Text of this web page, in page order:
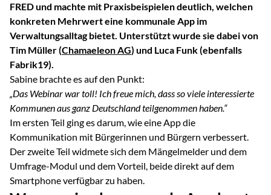
FRED und machte mit Praxisbeispielen deutlich, welchen
konkreten Mehrwert eine kommunale App im
Verwaltungsalltag bietet. Unterstützt wurde sie dabei von
Tim Müller (Chamaeleon AG) und Luca Funk (ebenfalls
Fabrik19).
Sabine brachte es auf den Punkt:
„Das Webinar war toll! Ich freue mich, dass so viele interessierte
Kommunen aus ganz Deutschland teilgenommen haben.“
Im ersten Teil ging es darum, wie eine App die
Kommunikation mit Bürgerinnen und Bürgern verbessert.
Der zweite Teil widmete sich dem Mängelmelder und dem
Umfrage-Modul und dem Vorteil, beide direkt auf dem
Smartphone verfügbar zu haben.